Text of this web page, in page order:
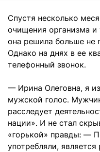
Спустя несколько
очищения организма и
она решила больше не
Однако на днях в ее
телефонный звонок.
— Ирина Олеговна, я
мужской голос.
расследует
нации». И не стал
«горькой» правды: —
употребляли,